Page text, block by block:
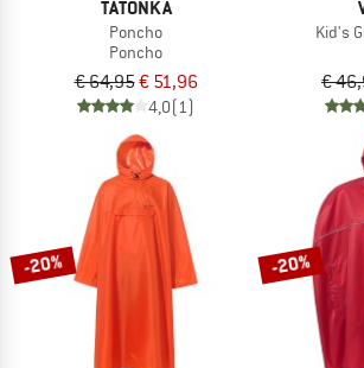
TATONKA
Poncho
Poncho
€ 64,95€ 51,96
4,0(1)
Kid's
€
-20% -20%